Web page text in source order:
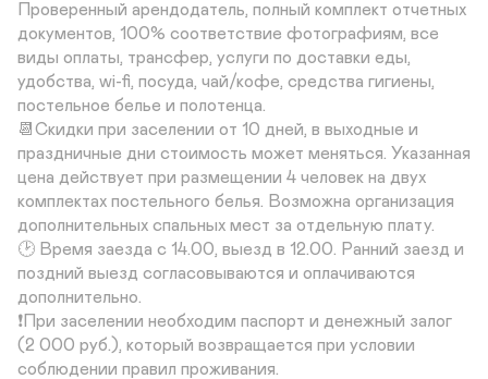
Проверенный арендодатель, полный комплект отчетных
документов, 100% соответствие фотографиям, все
виды оплаты, трансфер, услуги по доставки еды,
удобства, wi-fi, посуда, чай/кофе, средства гигиены,
постельное белье и полотенца.
📆Скидки при заселении от 10 дней, в выходные и
праздничные дни стоимость может меняться. Указанная
цена действует при размещении 4 человек на двух
комплектах постельного белья. Возможна организация
дополнительных спальных мест за отдельную плату.
🕑 Время заезда с 14.00, выезд в 12.00. Ранний заезд и
поздний выезд согласовываются и оплачиваются
дополнительно.
❗️При заселении необходим паспорт и денежный залог
(2 000 руб.), который возвращается при условии
соблюдении правил проживания.